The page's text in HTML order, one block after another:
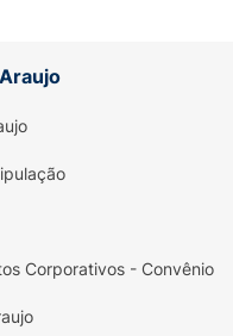
Corporativos - Convênio